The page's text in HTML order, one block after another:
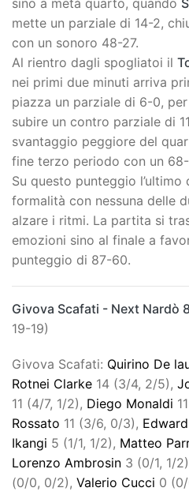
mette un parziale di 14-2,
con un sonoro 48-27.
Al rientro dagli spogliatoi il
nei primi due minuti arriva
piazza un parziale di 6-0,
subire un contro parziale di
svantaggio peggiore del
fine terzo periodo con un 68-
Su questo punteggio
formalità con nessuna delle
alzare i ritmi. La partita si
emozioni sino al finale a
punteggio di 87-60.
Givova Scafati - Next Nardò
19-19)
Givova Scafati: Quirino De
Rotnei Clarke 14 (3/4, 2/5),
11 (4/7, 1/2), Diego Monaldi
Rossato 11 (3/6, 0/3),
Ikangi 5 (1/1, 1/2), Matteo
Lorenzo Ambrosin 3 (0/1, 1/
(0/0, 0/2), Valerio Cucci 0